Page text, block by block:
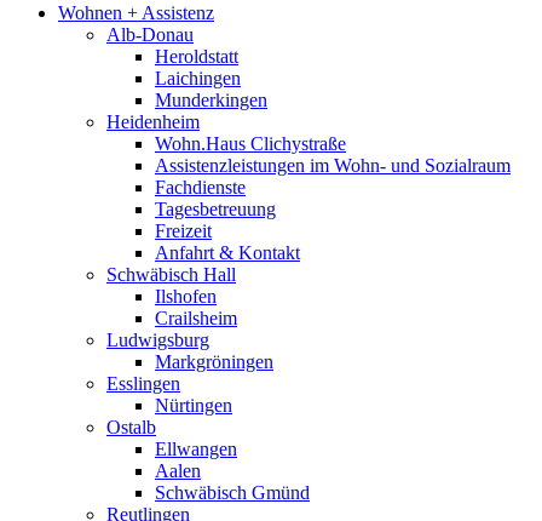
Wohnen + Assistenz
Alb-Donau
Heroldstatt
Laichingen
Munderkingen
Heidenheim
Wohn.Haus Clichystraße
Assistenzleistungen im Wohn- und Sozialraum
Fachdienste
Tagesbetreuung
Freizeit
Anfahrt & Kontakt
Schwäbisch Hall
Ilshofen
Crailsheim
Ludwigsburg
Markgröningen
Esslingen
Nürtingen
Ostalb
Ellwangen
Aalen
Schwäbisch Gmünd
Reutlingen